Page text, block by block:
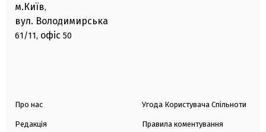
м.Київ,
вул. Володимирська
61/11, офіс 50
Про нас
Редакція
Угода Користувача Спільноти
Правила коментування